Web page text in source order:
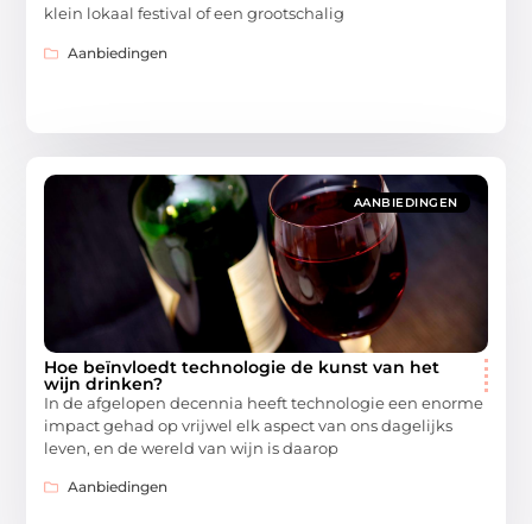
klein lokaal festival of een grootschalig
Aanbiedingen
AANBIEDINGEN
Hoe beïnvloedt technologie de kunst van het
wijn drinken?
In de afgelopen decennia heeft technologie een enorme
impact gehad op vrijwel elk aspect van ons dagelijks
leven, en de wereld van wijn is daarop
Aanbiedingen